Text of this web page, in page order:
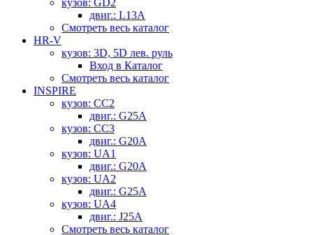
кузов: GD2
двиг.: L13A
Смотреть весь каталог
HR-V
кузов: 3D, 5D лев. руль
Вход в Каталог
Смотреть весь каталог
INSPIRE
кузов: CC2
двиг.: G25A
кузов: CC3
двиг.: G20A
кузов: UA1
двиг.: G20A
кузов: UA2
двиг.: G25A
кузов: UA4
двиг.: J25A
Смотреть весь каталог